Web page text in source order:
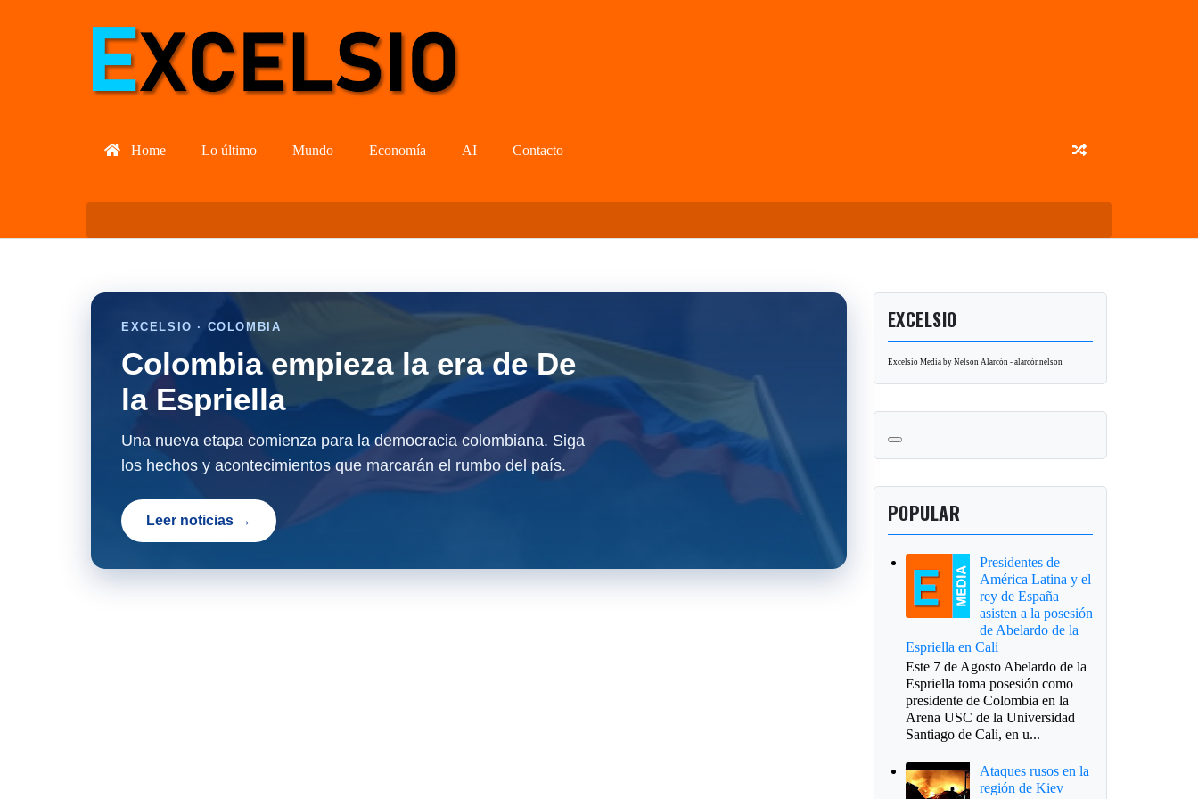
Home Lo último Mundo Economía AI Contacto
EXCELSIO · COLOMBIA
Colombia empieza la era de De
la Espriella
Una nueva etapa comienza para la democracia colombiana. Siga
los hechos y acontecimientos que marcarán el rumbo del país.
Leer noticias →
EXCELSIO
Excelsio Media by Nelson Alarcón - alarcónnelson
POPULAR
Presidentes de
América Latina y el
rey de España
asisten a la posesión
de Abelardo de la
Espriella en Cali
Este 7 de Agosto Abelardo de la
Espriella toma posesión como
presidente de Colombia en la
Arena USC de la Universidad
Santiago de Cali, en u...
Ataques rusos en la
región de Kiev